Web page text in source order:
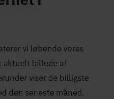
vi løbende vores
aktuelt billede af
viser de billigste
den seneste måned.